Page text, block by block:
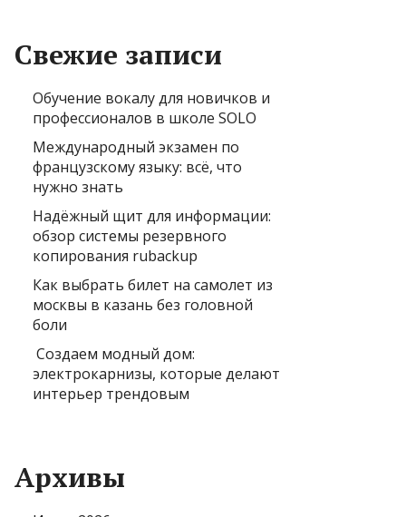
Свежие записи
Обучение вокалу для новичков и
профессионалов в школе SOLO
Международный экзамен по
французскому языку: всё, что
нужно знать
Надёжный щит для информации:
обзор системы резервного
копирования rubackup
Как выбрать билет на самолет из
москвы в казань без головной
боли
Создаем модный дом:
электрокарнизы, которые делают
интерьер трендовым
Архивы